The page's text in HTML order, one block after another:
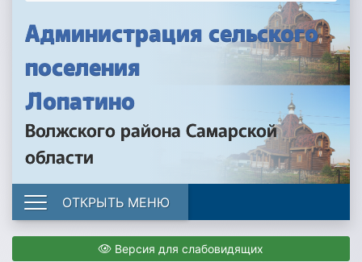
Администрация сельского
поселения
Лопатино
Волжского района Самарской
области
ОТКРЫТЬ МЕНЮ
Версия для слабовидящих